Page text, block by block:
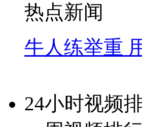
热点新闻
牛人练举重
24小时视频